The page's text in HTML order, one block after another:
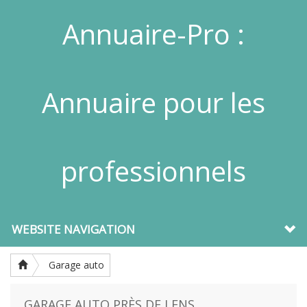
Annuaire-Pro :
Annuaire pour les
professionnels
WEBSITE NAVIGATION
Garage auto